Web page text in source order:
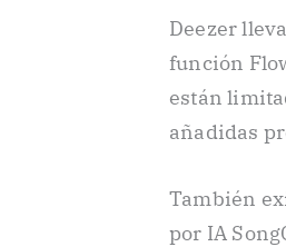
Deezer
función
están
añadidas
También
por IA